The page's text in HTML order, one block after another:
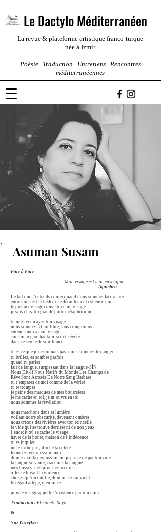
Le Dactylo Méditerranéen
La revue & plateforme artistique franco-turque
née à Izmir
Poésie · Traduction · Entretiens · Rencontres
méditerranéennes
Asuman Susam
Face à Face
Mon visage est mon enveloppe
Agamben
Le lait que j’entends couler quand nous sommes face à face
entre nous est la tiédeur, le déroulement est entre nous
le premier visage consiste en un visage
je suis chez toi grande porte métaphorique
tu m’es venu avec ton visage
nous sommes à l’air libre, sans compromis
entends moi à mon visage
sous un regard hautain, sec et sévère
dans ce cercle de souffrance
tu es ce que je ne connais pas, nous sommes le danger
tu brilles, es sombre parfois
quand tu parles
fait de langue, surgissant dans la langue-SİN
Nous Dit-il Nous Natifs du Monde Les Champs de
Rêve Sont Arrosés De Notre Sang Barbare
tu t’empares de moi comme de la vérité
tu te trompes
je peine des marques de mes bourrelets
je me cache en toi, je m’ouvre en toi
nous sommes la révélation
nous marchons dans ta lumière
voilant notre obscurité, devenant ombres
nous créons des rivières avec ton étincelle
le vide qui se trouve derrière ni de nos yeux
l’endroit où se cache le visage
havre de la honte, maison de l’indécence
tu es inquiet
ne le cache pas, affiche ta colère
ferme tes yeux, essuie-moi
donne-moi la permission ou je passe de par ton vide
la langue se vante, crachons la langue
mes bosses, mes plis, mes recoins
offensé fuyant la violence
choses qu’on oublie, dont on se souvient
le regard allège, il enfonce
puis le visage appelle l’existence par ton nom
Traduction : Elisabeth Sayın
&
Yüz Yüzeyken